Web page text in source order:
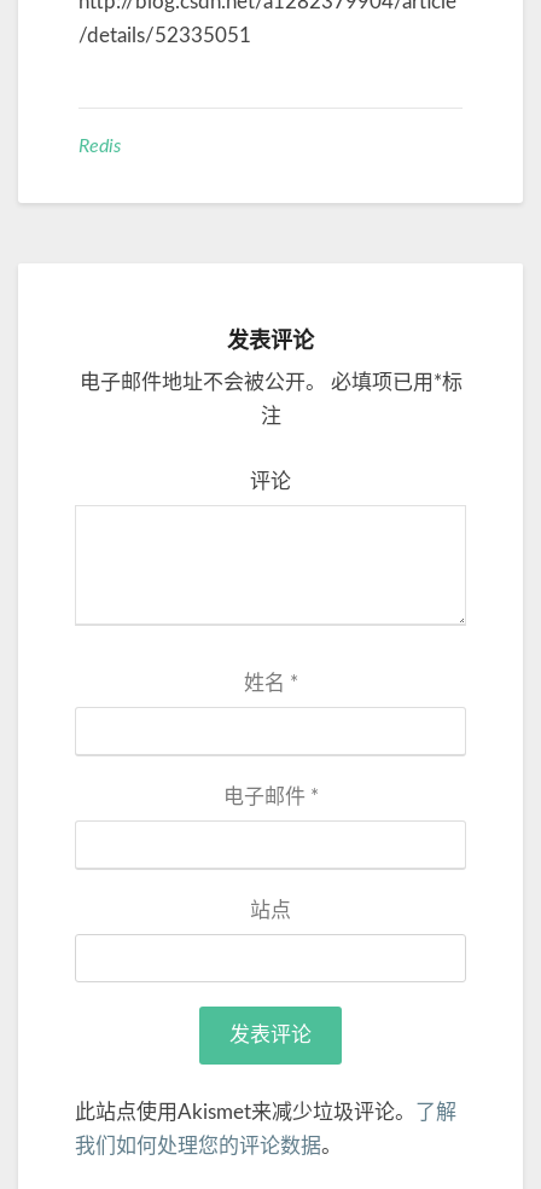
/details/52335051
Redis
发表评论
电子邮件地址不会被公开。 必填项已用 *标
注
评论
姓名 *
电子邮件 *
站点
此站点使用Akismet来减少垃圾评论。
了解
我们如何处理您的评论数据。